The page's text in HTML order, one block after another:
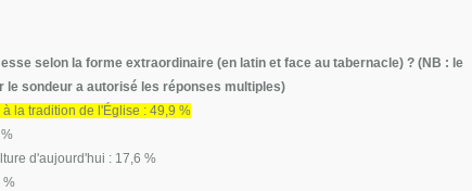
selon la forme extraordinaire (en latin et face au tabernacle) ? (NB : le
le sondeur a autorisé les réponses multiples)
la tradition de l'Église : 49,9 %
d'aujourd'hui : 17,6 %
%